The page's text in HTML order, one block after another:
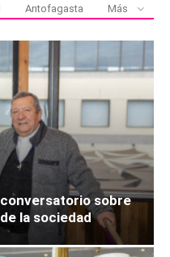
Antofagasta Más
sobre
la sociedad